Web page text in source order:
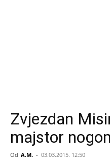
Zvjezdan
majstor
Od A.M. - 03.03.2015. 12:50